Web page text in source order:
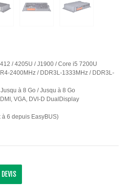
/ 4205U / J1900 / Core i5 7200U
2400MHz / DDR3L-1333MHz / DDR3L-
à 8 Go / Jusqu à 8 Go
VGA, DVI-D DualDisplay
à 6 depuis EasyBUS)